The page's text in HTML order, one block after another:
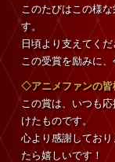
このたびはこの様
す。
日頃より支えてく
この受賞を励みに
◇アニメファンの皆
この賞は、いつも
けたものです。
心より感謝してお
たら嬉しいです！